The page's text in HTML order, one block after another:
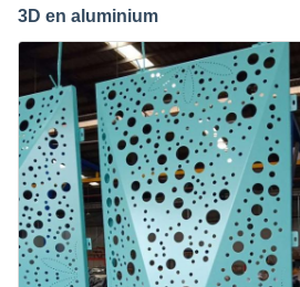
3D en aluminium